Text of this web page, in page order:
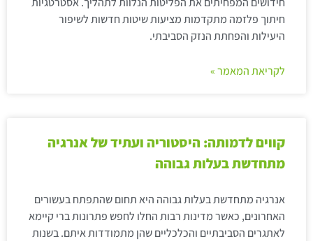
חיתוך פלזמה מתקדמות מציעות שיטות חדשות לשיפור
היעילות והפחתת הנזק הסביבתי.
לקריאת המאמר »
קווים לדמותה: היסטוריה ועתיד של אנרגיה
מתחדשת בעלות גבוהה
אנרגיה מתחדשת בעלות גבוהה היא תחום שהתפתח בעשורים
האחרונים, כאשר מדינות רבות החלו לחפש פתרונות ברי קיימא
לאתגרים הסביבתיים והכלכליים שהן מתמודדות איתם. בשנות